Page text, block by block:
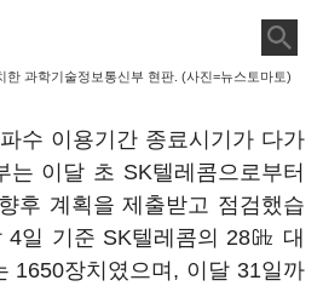
한 과학기술정보통신부 현판. (사진=뉴스토마토)
수 이용기간 종료시기가 다가
는 이달 초 SK텔레콤으로부터
후 계획을 제출받고 점검했습
4일 기준 SK텔레콤의 28㎓ 대
1650장치였으며, 이달 31일까